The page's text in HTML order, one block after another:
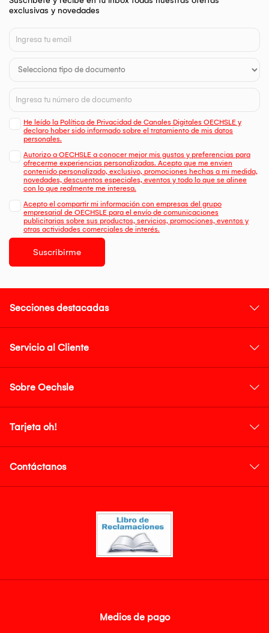
exclusivas y novedades
He leído la Política de Privacidad de Canales Digitales OECHSLE y
declaro haber sido informado sobre el tratamiento de mis datos
personales.
Autorizo a OECHSLE a conocer mejor mis gustos y preferencias para
ofrecerme experiencias personalizadas. Acepto que me envien
contenido personalizado, exclusivo, promociones hechas a mi medida,
novedades, descuentos especiales, eventos y todo lo que se alinee
con lo que realmente me interesa.
Acepto el compartir mi información con empresas del grupo
empresarial de OECHSLE para el envío de comunicaciones
publicitarias sobre sus productos, servicios, promociones, eventos y
otras actividades comerciales de interés.
Suscribirme
Secciones destacadas
Servicio al Cliente
Sobre Oechsle
Tarjeta oh!
Contáctanos
Medios de pago